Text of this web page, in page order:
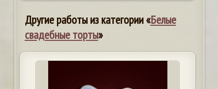
Другие работы из категории «Белые
свадебные торты»